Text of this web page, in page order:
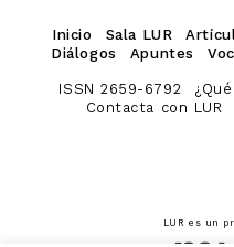
Inicio Sala LUR
Diálogos
Apuntes
ISSN 2659-6792
Contacta con LUR
LUR es un